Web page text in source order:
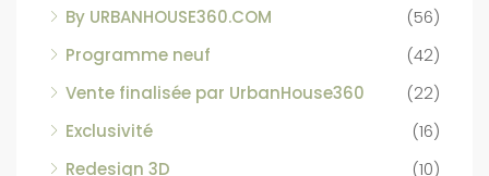
By URBANHOUSE360.COM
(56)
Programme neuf
(42)
Vente finalisée par UrbanHouse360
(22)
Exclusivité
(16)
Redesign 3D
(10)